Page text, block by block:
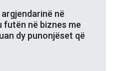
në
futën në biznes me
dy punonjëset që